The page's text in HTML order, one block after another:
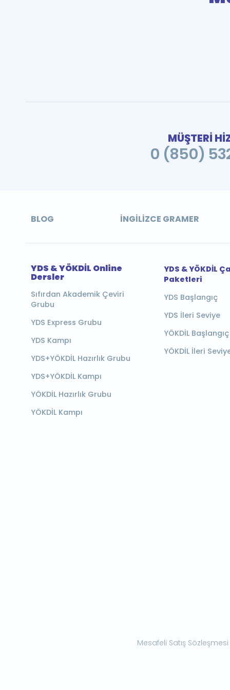
MÜŞTERİ
0 (850)
BLOG İNGILIZCE GRAMER
YDS & YÖKDİL Online
Dersler
Sıfırdan Akademik Çeviri
Grubu
YDS Express Grubu
YDS Kampı
YDS+YÖKDİL Hazırlık Grubu
YDS+YÖKDİL Kampı
YÖKDİL Hazırlık Grubu
YÖKDİL Kampı
YDS & YÖKDİL
Paketleri
YDS Başlangıç
YDS İleri Seviye
YÖKDİL Başlangıç
YÖKDİL İleri
Mesafeli Satış Sözleşmesi